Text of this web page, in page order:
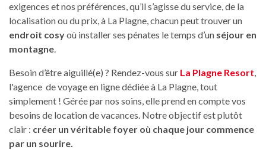
exigences et nos préférences, qu’il s’agisse du service, de la
localisation ou du prix, à La Plagne, chacun peut trouver un
endroit cosyoù installer ses pénates le temps d’un séjour en
montagne.
Besoin d’être aiguillé(e) ? Rendez-vous sur La Plagne Resort,
l'agence de voyage en ligne dédiée à La Plagne, tout
simplement ! Gérée par nos soins, elle prend en compte vos
besoins de location de vacances. Notre objectif est plutôt
clair : créer un véritable foyer où chaque jour commence
par un sourire.